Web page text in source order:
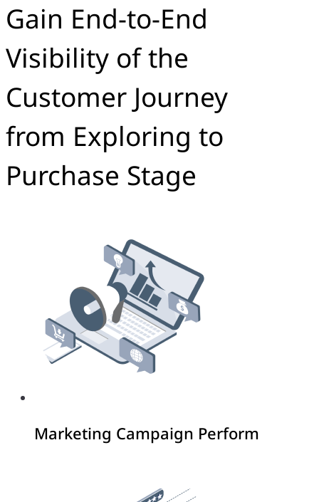
Gain End-to-End
Visibility of the
Customer Journey
from Exploring to
Purchase Stage
Marketing Campaign Perform